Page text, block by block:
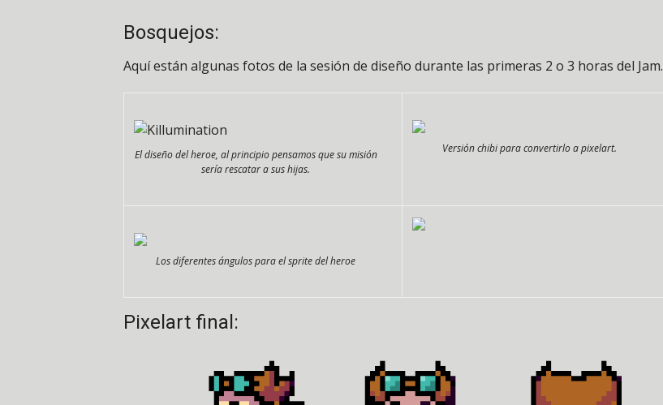
Bosquejos:
Aquí están algunas fotos de la sesión de diseño durante las primeras 2 o 3 horas del Jam.
El diseño del heroe, al principio pensamos que su misión
sería rescatar a sus hijas.
Versión chibi para convertirlo a pixelart.
Los diferentes ángulos para el sprite del heroe
Pixelart final: